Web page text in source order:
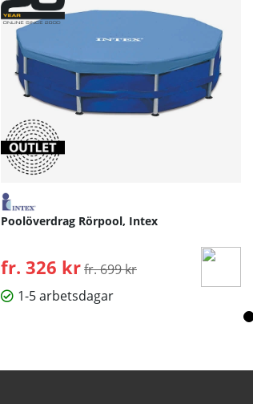
Poolöverdrag Rörpool, Intex
fr. 326 krOrdinarie pris:
fr. 699 kr
1-5 arbetsdagar